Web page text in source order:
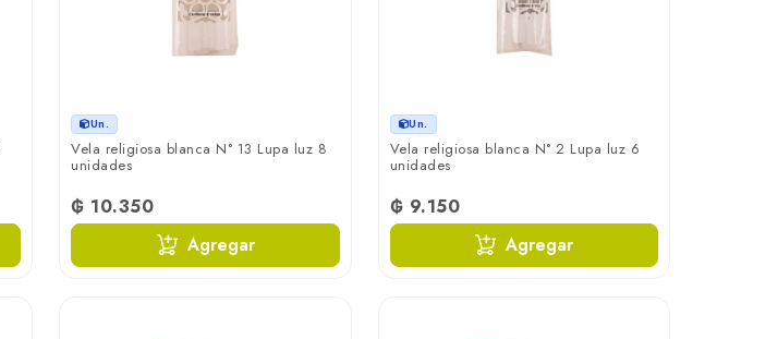
Un.
Vela religiosa blanca N° 13 Lupa luz 8
unidades
₲ 10.350
Agregar
Un.
Vela religiosa blanca N° 2 Lupa luz 6
unidades
₲ 9.150
Agregar